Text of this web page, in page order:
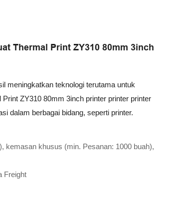
Thermal Print ZY310 80mm 3inch
meningkatkan teknologi terutama untuk
ZY310 80mm 3inch printer printer printer
dalam berbagai bidang, seperti printer.
kemasan khusus (min. Pesanan: 1000 buah),
Freight